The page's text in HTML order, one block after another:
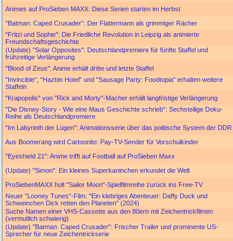
Animes auf ProSieben MAXX: Diese Serien starten im Herbst
"Batman: Caped Crusader": Der Flattermann als grimmiger Rächer
"Fritzi und Sophie": Die Friedliche Revolution in Leipzig als animierte
Freundschaftsgeschichte
(Update) "Solar Opposites": Deutschlandpremiere für fünfte Staffel und
frühzeitige Verlängerung
"Blood of Zeus": Anime erhält dritte und letzte Staffel
"Invincible", "Hazbin Hotel" und "Sausage Party: Foodtopia" erhalten weitere
Staffeln
"Krapopolis" von "Rick and Morty"-Macher erhält langfristige Verlängerung
"Die Disney-Story - Wie eine Maus Geschichte schrieb": Sechsteilige Doku-
Reihe als Deutschlandpremiere
"Im Labyrinth der Lügen": Animationsserie über das politische System der DDR
Aus Boomerang wird Cartoonito: Pay-TV-Sender für Vorschulkinder
"Eyeshield 21": Anime trifft auf Football auf ProSieben Maxx
(Update) "Simon": Ein kleines Superkaninchen erkundet die Welt
ProSiebenMAXX holt "Sailor Moon"-Spielfilmreihe zurück ins Free-TV
Neuer "Looney Tunes"-Film: "Ein klebriges Abenteuer: Daffy Duck und
Schweinchen Dick retten den Planeten" (2024)
Suche Namen einer VHS-Cassette aus den 80ern mit Zeichentrickfilmen
(vermutlich schwierig)
(Update) "Batman: Caped Crusader": Frischer Trailer und prominente US-
Sprecher für neue Zeichentrickserie